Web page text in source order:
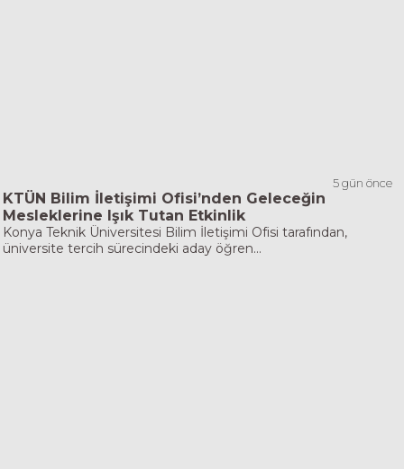
5 gün önce
KTÜN Bilim İletişimi Ofisi’nden Geleceğin
Mesleklerine Işık Tutan Etkinlik
Konya Teknik Üniversitesi Bilim İletişimi Ofisi tarafından,
üniversite tercih sürecindeki aday öğren...